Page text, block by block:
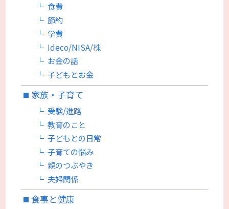
食費
節約
学費
Ideco/NISA/株
お金の話
子どもとお金
家族・子育て
受験/進路
教育のこと
子どもとの日常
子育ての悩み
親のつぶやき
夫婦関係
食事と健康